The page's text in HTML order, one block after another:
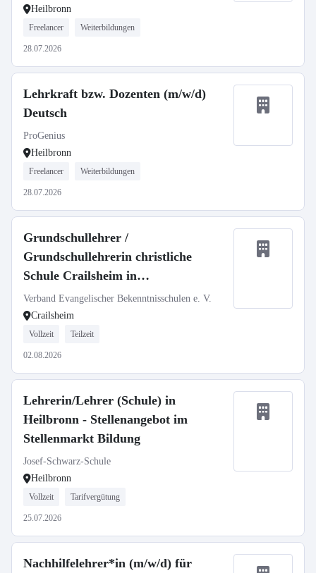
Heilbronn
Freelancer Weiterbildungen
28.07.2026
Lehrkraft bzw. Dozenten (m/w/d)
Deutsch
ProGenius
Heilbronn
Freelancer Weiterbildungen
28.07.2026
Grundschullehrer /
Grundschullehrerin christliche
Schule Crailsheim in
Teilzeit/Vertretungslehrkraft
Verband Evangelischer Bekenntnisschulen e. V.
Crailsheim
Vollzeit Teilzeit
02.08.2026
Lehrerin/Lehrer (Schule) in
Heilbronn - Stellenangebot im
Stellenmarkt Bildung
Josef-Schwarz-Schule
Heilbronn
Vollzeit Tarifvergütung
25.07.2026
Nachhilfelehrer*in (m/w/d) für